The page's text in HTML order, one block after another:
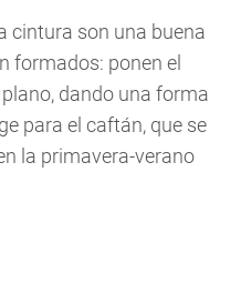
cintura son una buena
formados: ponen el
dando una forma
para el caftán, que se
la primavera-verano